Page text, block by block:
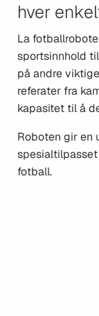
hver
La
sportsinnhold
på andre
referater fra
kapasitet til å
Roboten gir en
fotball.